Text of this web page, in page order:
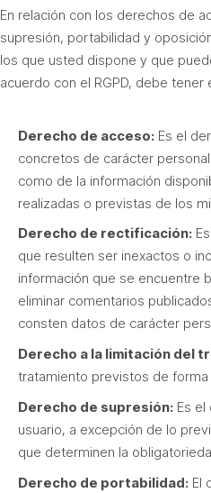
En relación con los derechos de
supresión, portabilidad y
los que usted dispone y que
acuerdo con el RGPD, debe
Derecho de acceso:Es el
concretos de carácter
como de la información
realizadas o previstas de los
Derecho de rectificación:
que resulten ser inexactos o
información que se encuentre
eliminar comentarios
consten datos de carácter
Derecho a la limitación del
tratamiento previstos de
Derecho de supresión:Es el
usuario, a excepción de lo
que determinen la
Derecho de portabilidad:El